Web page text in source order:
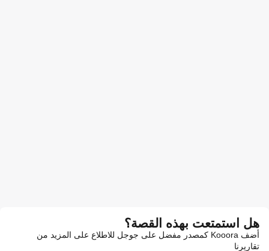
هل استمتعت بهذه القصة؟
أضف Kooora كمصدر مفضل على جوجل للاطلاع على المزيد من
تقاريرنا